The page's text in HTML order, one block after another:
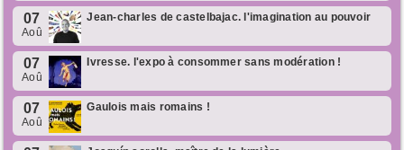
07
Aoû
Jean-charles de castelbajac. l'imagination au pouvoir
07
Aoû
Ivresse. l'expo à consommer sans modération !
07
Aoû
Gaulois mais romains !